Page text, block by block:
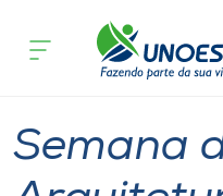
Cursos
Pesquisa
acontece
Semana